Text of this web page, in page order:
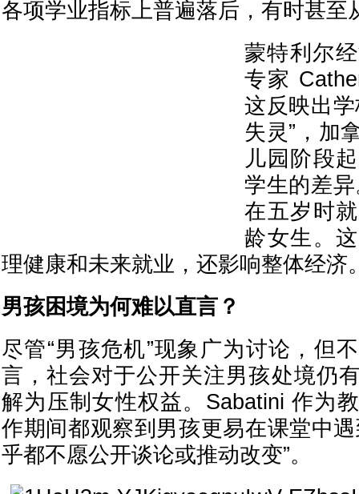
各项学业指标上普遍落后，有时甚至
蒙特利尔
专家
这反映出
失灵”，加
儿园阶段
学生的差
在五岁时
龄女生。
理健康和未来就业，还影响整体经济
男孩困境为何难以直言？
尽管“男孩危机”现象广为讨论，但
言，社会对于公开关注男孩处境仍
解为压制女性权益。Sabatini 作为
作期间都观察到男孩更易在课堂中
乎都不愿公开谈论或推动改变”。